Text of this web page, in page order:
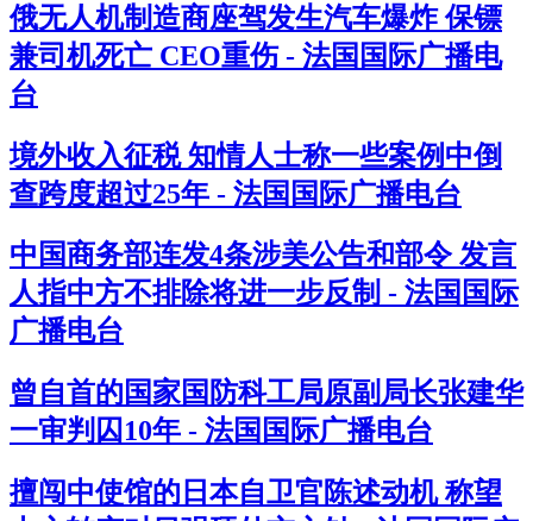
俄无人机制造商座驾发生汽车爆炸 保镖
兼司机死亡 CEO重伤 - 法国国际广播电
台
境外收入征税 知情人士称一些案例中倒
查跨度超过25年 - 法国国际广播电台
中国商务部连发4条涉美公告和部令 发言
人指中方不排除将进一步反制 - 法国国际
广播电台
曾自首的国家国防科工局原副局长张建华
一审判囚10年 - 法国国际广播电台
擅闯中使馆的日本自卫官陈述动机 称望